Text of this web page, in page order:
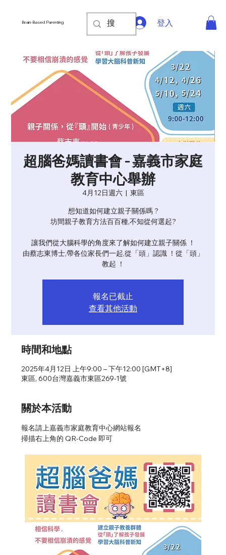
Brain-Based Parenting 登入
超腦爸媽讀書會 - 嘉義市家庭
教育中心舉辦
4月12日週六
  |
東區
想知道如何建立親子關係嗎 ?
坊間親子教育方法百百種,不知從何選起?
讓我們從大腦科學的角度來了解如何建立親子關係 ！
由蔡志東博士,帶各位家長們一起,從「頭」認識 ！從「頭」
教起 ！
報名已截止
查看其他活動
時間和地點
2025年4月12日 上午9:00 – 下午12:00 [GMT+8]
東區, 600台灣嘉義市東區269-1號
關於本活動
報名請上嘉義市家庭教育中心網站報名
掃描右上角的 QR-Code 即可